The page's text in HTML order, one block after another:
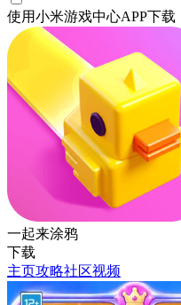
使用小米游戏中心APP下载
一起来涂鸦
下载
主页攻略社区视频